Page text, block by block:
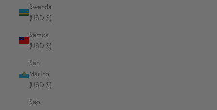
Rwanda
(USD $)
Samoa
(USD $)
San
Marino
(USD $)
São